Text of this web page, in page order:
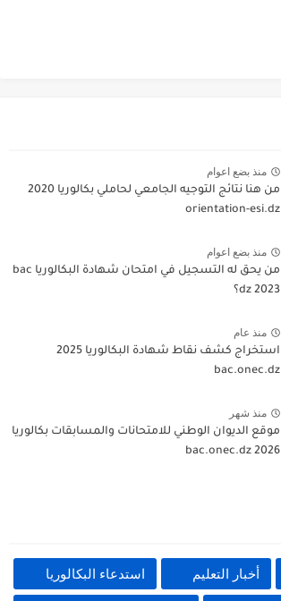
منذ بضع اعوام
من هنا نتائج التوجيه الجامعي لحاملي بكالوريا 2020
orientation-esi.dz
منذ بضع اعوام
من يحق له التسجيل في امتحان شهادة البكالوريا bac
dz 2023؟
منذ عام
استخراج كشف نقاط شهادة البكالوريا 2025
bac.onec.dz
منذ شهر
موقع الديوان الوطني للامتحانات والمسابقات بكالوريا
2026 bac.onec.dz
أخبار التعليم استدعاء البكالوريا